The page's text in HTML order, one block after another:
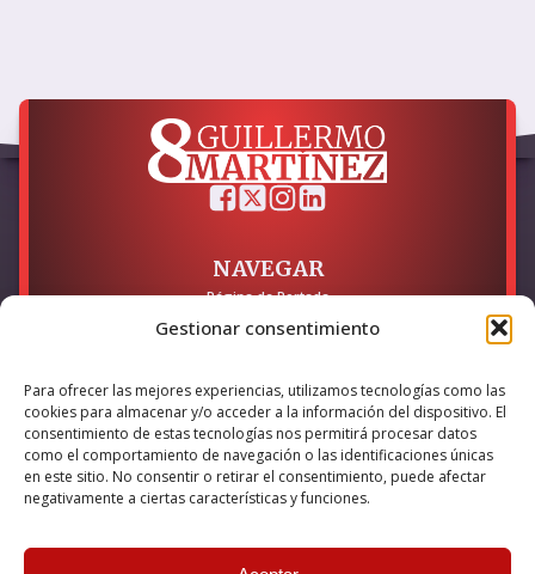
Gestionar consentimiento
Para ofrecer las mejores experiencias, utilizamos tecnologías como las
cookies para almacenar y/o acceder a la información del dispositivo. El
consentimiento de estas tecnologías nos permitirá procesar datos
como el comportamiento de navegación o las identificaciones únicas
en este sitio. No consentir o retirar el consentimiento, puede afectar
negativamente a ciertas características y funciones.
NAVEGAR
Página de Portada
LEGAL
Política de Privacidad
Política de Cookies
Accesibilidad
Esta empresa ha sido beneficiaria del bono Kit Digital y lo ha
internet, financiado por la Unión Europea – NextGeneration EU